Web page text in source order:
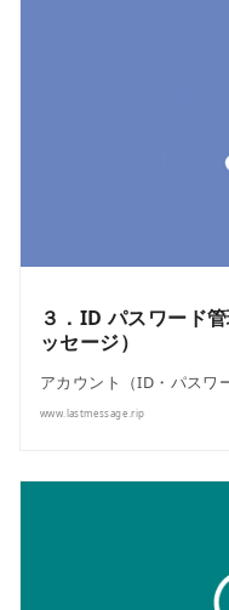
３．ID パスワード
ッセージ）
アカウント（ID・パスワ
www.lastmessage.rip